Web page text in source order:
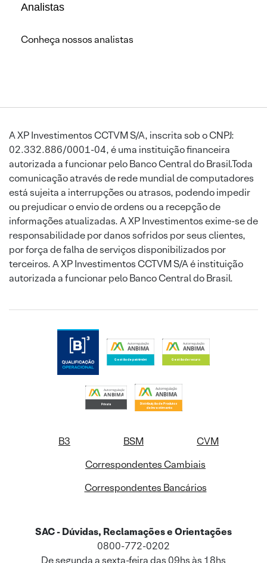
Analistas
Conheça nossos analistas
A XP Investimentos CCTVM S/A, inscrita sob o CNPJ:
02.332.886/0001-04, é uma instituição financeira
autorizada a funcionar pelo Banco Central do Brasil.Toda
comunicação através de rede mundial de computadores
está sujeita a interrupções ou atrasos, podendo impedir
ou prejudicar o envio de ordens ou a recepção de
informações atualizadas. A XP Investimentos exime-se de
responsabilidade por danos sofridos por seus clientes,
por força de falha de serviços disponibilizados por
terceiros. A XP Investimentos CCTVM S/A é instituição
autorizada a funcionar pelo Banco Central do Brasil.
B3 BSM
CVM
Correspondentes Cambiais
Correspondentes Bancários
SAC - Dúvidas, Reclamações e Orientações
0800-772-0202
De segunda a sexta-feira das 09hs às 18hs